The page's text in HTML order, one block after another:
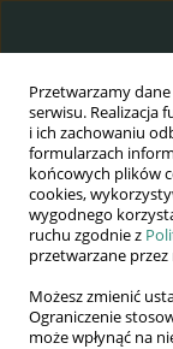
Przetwarzamy
serwisu. Realizacja
i ich zachowaniu
formularzach
końcowych plików
cookies,
wygodnego
ruchu zgodnie z
przetwarzane przez
Możesz zmienić
Ograniczenie
może wpłynąć na
AWSGE
Akademia
WSGE
im. Alcide De